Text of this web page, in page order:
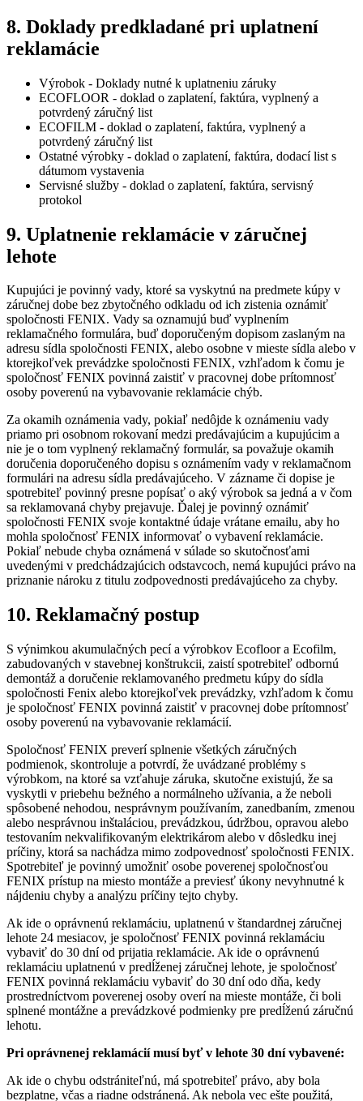
8. Doklady predkladané pri uplatnení
reklamácie
Výrobok - Doklady nutné k uplatneniu záruky
ECOFLOOR - doklad o zaplatení, faktúra, vyplnený a
potvrdený záručný list
ECOFILM - doklad o zaplatení, faktúra, vyplnený a
potvrdený záručný list
Ostatné výrobky - doklad o zaplatení, faktúra, dodací list s
dátumom vystavenia
Servisné služby - doklad o zaplatení, faktúra, servisný
protokol
9. Uplatnenie reklamácie v záručnej
lehote
Kupujúci je povinný vady, ktoré sa vyskytnú na predmete kúpy v
záručnej dobe bez zbytočného odkladu od ich zistenia oznámiť
spoločnosti FENIX. Vady sa oznamujú buď vyplnením
reklamačného formulára, buď doporučeným dopisom zaslaným na
adresu sídla spoločnosti FENIX, alebo osobne v mieste sídla alebo v
ktorejkoľvek prevádzke spoločnosti FENIX, vzhľadom k čomu je
spoločnosť FENIX povinná zaistiť v pracovnej dobe prítomnosť
osoby poverenú na vybavovanie reklamácie chýb.
Za okamih oznámenia vady, pokiaľ nedôjde k oznámeniu vady
priamo pri osobnom rokovaní medzi predávajúcim a kupujúcim a
nie je o tom vyplnený reklamačný formulár, sa považuje okamih
doručenia doporučeného dopisu s oznámením vady v reklamačnom
formulári na adresu sídla predávajúceho. V zázname či dopise je
spotrebiteľ povinný presne popísať o aký výrobok sa jedná a v čom
sa reklamovaná chyby prejavuje. Ďalej je povinný oznámiť
spoločnosti FENIX svoje kontaktné údaje vrátane emailu, aby ho
mohla spoločnosť FENIX informovať o vybavení reklamácie.
Pokiaľ nebude chyba oznámená v súlade so skutočnosťami
uvedenými v predchádzajúcich odstavcoch, nemá kupujúci právo na
priznanie nároku z titulu zodpovednosti predávajúceho za chyby.
10. Reklamačný postup
S výnimkou akumulačných pecí a výrobkov Ecofloor a Ecofilm,
zabudovaných v stavebnej konštrukcii, zaistí spotrebiteľ odbornú
demontáž a doručenie reklamovaného predmetu kúpy do sídla
spoločnosti Fenix alebo ktorejkoľvek prevádzky, vzhľadom k čomu
je spoločnosť FENIX povinná zaistiť v pracovnej dobe prítomnosť
osoby poverenú na vybavovanie reklamácií.
Spoločnosť FENIX preverí splnenie všetkých záručných
podmienok, skontroluje a potvrdí, že uvádzané problémy s
výrobkom, na ktoré sa vzťahuje záruka, skutočne existujú, že sa
vyskytli v priebehu bežného a normálneho užívania, a že neboli
spôsobené nehodou, nesprávnym používaním, zanedbaním, zmenou
alebo nesprávnou inštaláciou, prevádzkou, údržbou, opravou alebo
testovaním nekvalifikovaným elektrikárom alebo v dôsledku inej
príčiny, ktorá sa nachádza mimo zodpovednosť spoločnosti FENIX.
Spotrebiteľ je povinný umožniť osobe poverenej spoločnosťou
FENIX prístup na miesto montáže a previesť úkony nevyhnutné k
nájdeniu chyby a analýzu príčiny tejto chyby.
Ak ide o oprávnenú reklamáciu, uplatnenú v štandardnej záručnej
lehote 24 mesiacov, je spoločnosť FENIX povinná reklamáciu
vybaviť do 30 dní od prijatia reklamácie. Ak ide o oprávnenú
reklamáciu uplatnenú v predĺženej záručnej lehote, je spoločnosť
FENIX povinná reklamáciu vybaviť do 30 dní odo dňa, kedy
prostredníctvom poverenej osoby overí na mieste montáže, či boli
splnené montážne a prevádzkové podmienky pre predĺženú záručnú
lehotu.
Pri oprávnenej reklamácií musí byť v lehote 30 dní vybavené:
Ak ide o chybu odstrániteľnú, má spotrebiteľ právo, aby bola
bezplatne, včas a riadne odstránená. Ak nebola vec ešte použitá,